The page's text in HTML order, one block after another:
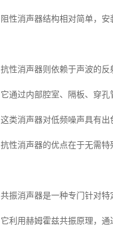
阻性消声器结构相对简单，安
抗性消声器则依赖于声波的反
它通过内部腔室、隔板、穿孔
这类消声器对低频噪声具有
抗性消声器的优点在于无需特
共振消声器是一种专门针对特
它利用赫姆霍兹共振原理，